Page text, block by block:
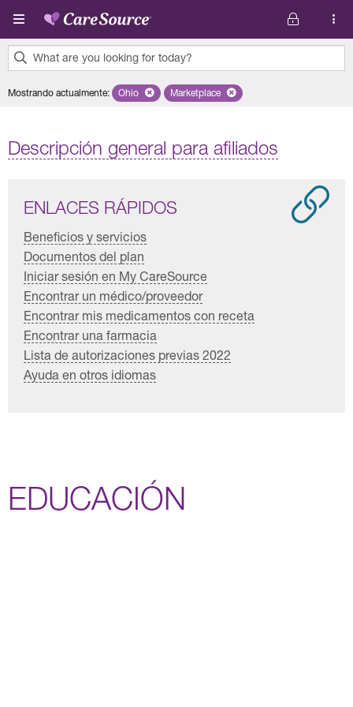
Pasar al contenido principal
What are you looking for today?
results
Mostrando actualmente: Remove selected state 'Ohio'
Ohio Remove selected plan 'Marketplace'
Marketplace
Descripción general para afiliados
ENLACES RÁPIDOS
Beneficios y servicios
Documentos del plan
Iniciar sesión en My CareSource
Encontrar un médico/proveedor
Encontrar mis medicamentos con receta
Encontrar una farmacia
Lista de autorizaciones previas 2022
Ayuda en otros idiomas
EDUCACIÓN